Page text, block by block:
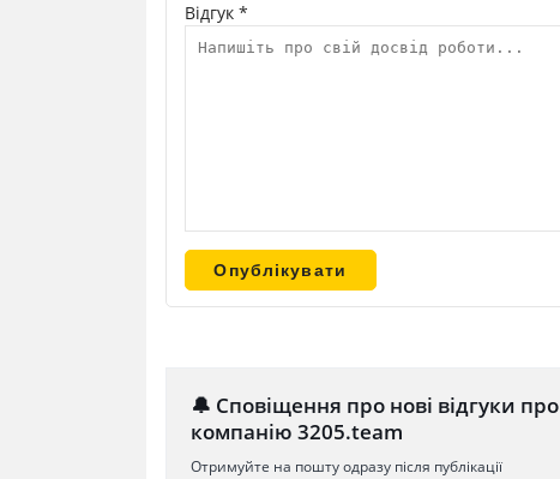
Відгук *
🔔 Сповіщення про нові відгуки про
компанію 3205.team
Отримуйте на пошту одразу після публікації